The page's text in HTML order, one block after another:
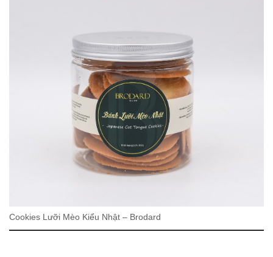
Cookies Lưỡi Mèo Kiểu Nhật – Brodard